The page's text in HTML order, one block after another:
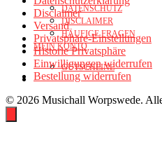
DATENSCHUTZ
DISCLAIMER
HÄUFIGE FRAGEN
MEIN KONTO
GUTSCHEINE
Disclaimer
Versand
Privatsphäre-Einstellungen
Historie Privatsphäre
Einwilligungen widerrufen
Bestellung widerrufen
© 2026 Musichall Worpswede.